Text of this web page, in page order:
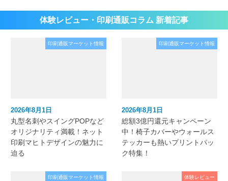
体験レビュー・印刷通販コラム 新着記事
印刷通販マーケット情報
2026年8月1日
丸型名刺やスイングPOPなど
オリジナリティ満載！ネット
印刷マヒトデザインの魅力に
迫る
印刷通販マーケット情報
2026年8月1日
総額3億円還元キャンペーン
中！椅子カバーやウォールス
テッカーも熱いプリントパッ
ク特集！
印刷通販マーケット情報 体験レビュー